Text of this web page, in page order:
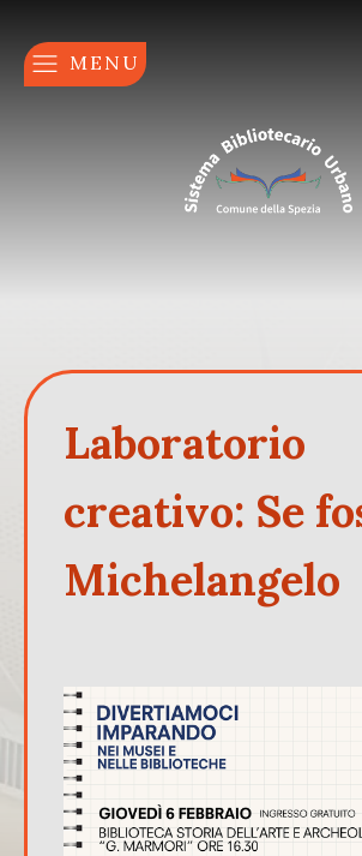
MENU
Laboratorio
creativo: Se
Michelangelo